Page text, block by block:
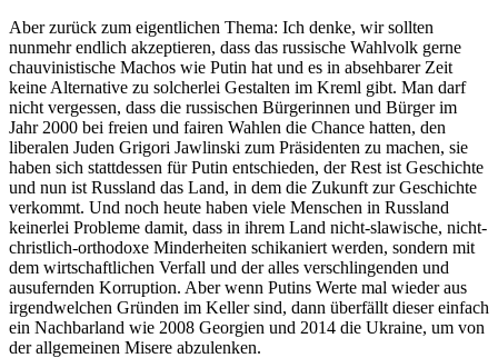
Aber zurück zum eigentlichen Thema: Ich denke, wir sollten
nunmehr endlich akzeptieren, dass das russische Wahlvolk gerne
chauvinistische Machos wie Putin hat und es in absehbarer Zeit
keine Alternative zu solcherlei Gestalten im Kreml gibt. Man darf
nicht vergessen, dass die russischen Bürgerinnen und Bürger im
Jahr 2000 bei freien und fairen Wahlen die Chance hatten, den
liberalen Juden Grigori Jawlinski zum Präsidenten zu machen, sie
haben sich stattdessen für Putin entschieden, der Rest ist Geschichte
und nun ist Russland das Land, in dem die Zukunft zur Geschichte
verkommt. Und noch heute haben viele Menschen in Russland
keinerlei Probleme damit, dass in ihrem Land nicht-slawische, nicht-
christlich-orthodoxe Minderheiten schikaniert werden, sondern mit
dem wirtschaftlichen Verfall und der alles verschlingenden und
ausufernden Korruption. Aber wenn Putins Werte mal wieder aus
irgendwelchen Gründen im Keller sind, dann überfällt dieser einfach
ein Nachbarland wie 2008 Georgien und 2014 die Ukraine, um von
der allgemeinen Misere abzulenken.